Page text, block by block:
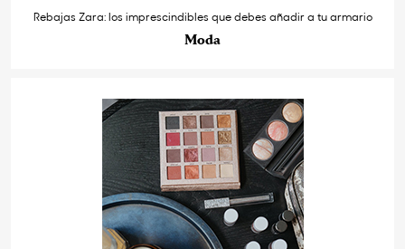
Rebajas Zara: los imprescindibles que debes añadir a tu armario
Moda